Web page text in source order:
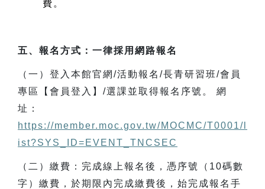
費。
五、報名方式：一律採用網路報名
（一）登入本館官網/活動報名/長青研習班/會員
專區【會員登入】/選課並取得報名序號。 網
址：
https://member.moc.gov.tw/MOCMC/T0001/l
ist?SYS_ID=EVENT_TNCSEC
（二）繳費：完成線上報名後，憑序號（10碼數
字）繳費，於期限內完成繳費後，始完成報名手